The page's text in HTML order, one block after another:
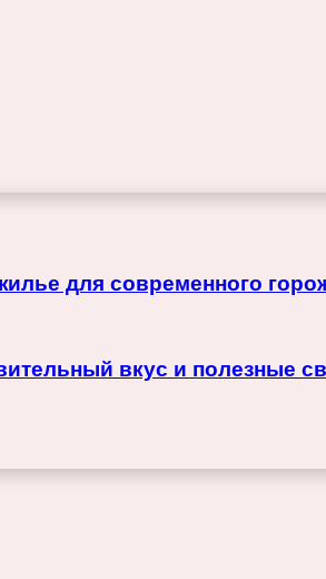
для современного
вкус и полезные